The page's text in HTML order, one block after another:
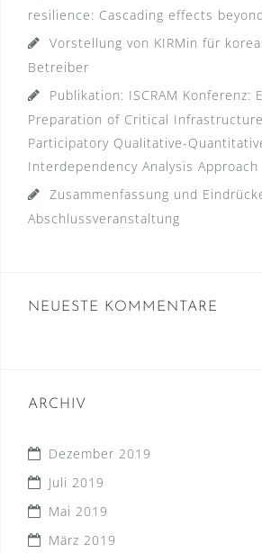
resilience: Cascading effects
Vorstellung von KIRMin für
Betreiber
Publikation: ISCRAM Konferenz:
Preparation of Critical
Participatory Qualitative-
Interdependency Analysis Approach
Zusammenfassung und
Abschlussveranstaltung
NEUESTE KOMMENTARE
ARCHIV
Dezember 2019
Juli 2019
Mai 2019
März 2019